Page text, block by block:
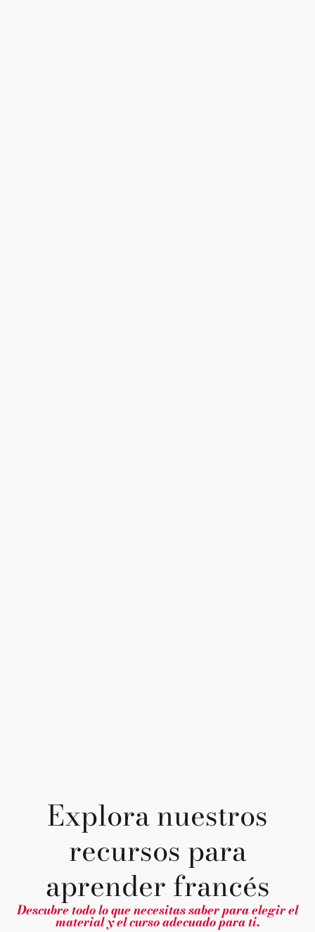
Explora nuestros
recursos para
aprender francés
Descubre todo lo que necesitas saber para elegir el
material y el curso adecuado para ti.